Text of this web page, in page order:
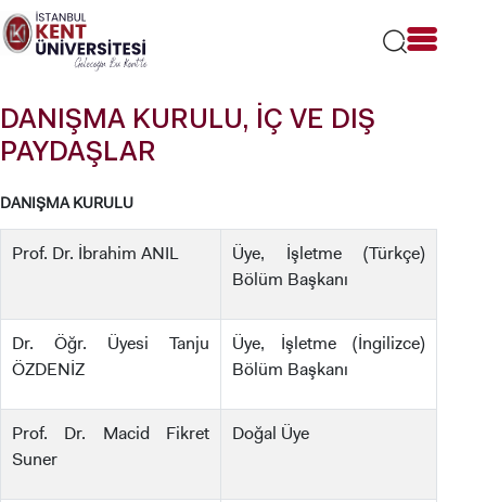
Lütfen
dikkat:
Bu
bir
erişilebilirlik
sistemi
DANIŞMA KURULU, İÇ VE DIŞ
PAYDAŞLAR
DANIŞMA KURULU
Prof. Dr. İbrahim ANIL
Üye, İşletme (Türkçe)
Bölüm Başkanı
Dr. Öğr. Üyesi Tanju
ÖZDENİZ
Üye, İşletme (İngilizce)
Bölüm Başkanı
Prof. Dr. Macid Fikret
Suner
Doğal Üye